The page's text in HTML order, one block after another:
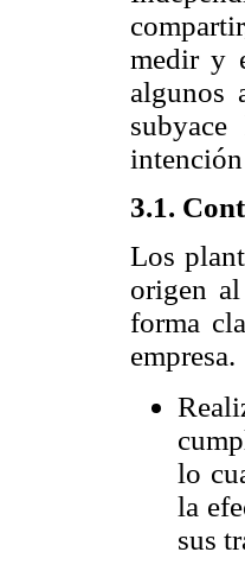
medir y
algunos
intención
3.1.
Los
origen
forma
empresa.
lo
la
sus